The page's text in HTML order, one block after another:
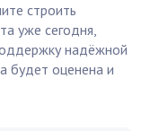
строить
уже сегодня,
надёжной
будет оценена и